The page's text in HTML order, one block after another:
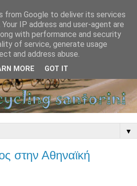
▼
στην Αθηναϊκή
from Google to deliver its services
IP address and user-agent are
with performance and security
of service, generate usage
and address abuse.
MORE GOT IT